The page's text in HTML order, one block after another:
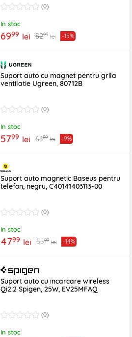
(0)
In stoc
6999 lei 8299 lei -15%
Suport auto cu magnet pentru grila
ventilatie Ugreen, 80712B
(0)
In stoc
5799 lei 6399 lei -9%
Suport auto magnetic Baseus pentru
telefon, negru, C40141403113-00
(0)
In stoc
4799 lei 5599 lei -14%
Suport auto cu incarcare wireless
Qi2.2 Spigen, 25W, EV25MFAQ
(0)
In stoc